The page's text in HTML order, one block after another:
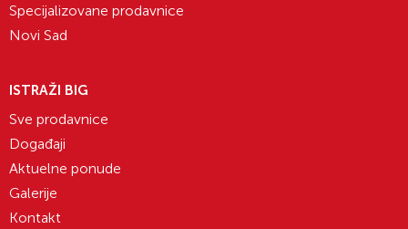
Specijalizovane prodavnice
Novi Sad
ISTRAŽI BIG
Sve prodavnice
Događaji
Aktuelne ponude
Galerije
Kontakt